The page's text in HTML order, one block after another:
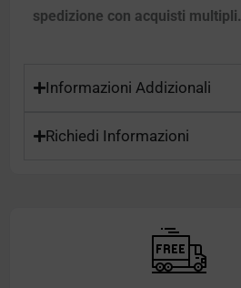
spedizione con acquisti multipli.
Informazioni Addizionali
Richiedi Informazioni